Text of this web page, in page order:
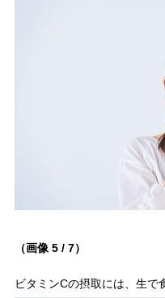
（画像 5 / 7）
ビタミンCの摂取には、生で